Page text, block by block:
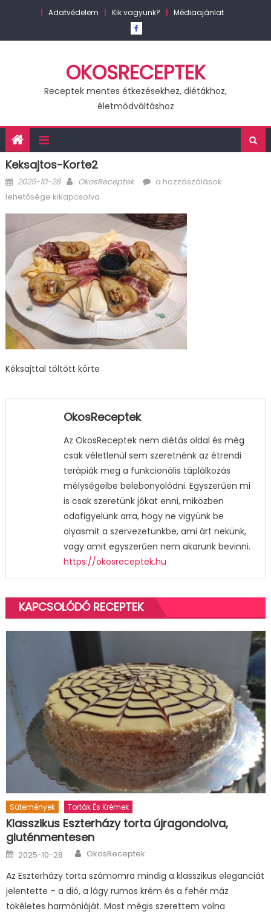
Adatvédelem Kik vagyunk? Médiaajánlat
OKOSRECEPTEK
Receptek mentes étkezésekhez, diétákhoz,
életmódváltáshoz
Keksajtos-Korte2
Posted
on
2025-10-28 Author
OkosReceptek
keksajtos-
a hozzászólások
lehetősége kikapcsolva
Kéksajttal töltött körte
OkosReceptek
Az OkosReceptek nem diétás oldal és még
csak véletlenül sem szeretnénk az étrendi
terápiák meg a funkcionális táplálkozás
mélységeibe belebonyolódni. Egyszerűen mi
is csak szeretünk jókat enni, miközben
odafigyelünk arra, hogy ne vigyünk be
olyasmit a szervezetünkbe, ami árt nekünk,
vagy amit egyszerűen nem akarunk bevinni.
https://okosreceptek.hu
KAPCSOLÓDÓ RECEPTEK
Sütemények Torták És Krémek
Klasszikus Eszterházy torta újragondolva,
gluténmentesen
Posted
on
2025-10-28 Author
OkosReceptek
Az Eszterházy torta számomra mindig a klasszikus eleganciát
jelentette – a dió, a lágy rumos krém és a fehér máz
tökéletes harmóniáját. Most mégis szerettem volna